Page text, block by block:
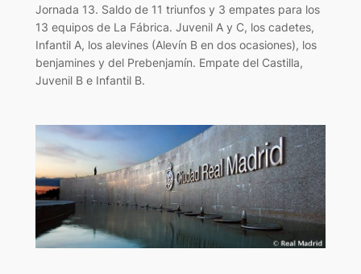
Jornada 13. Saldo de 11 triunfos y 3 empates para los
13 equipos de La Fábrica. Juvenil A y C, los cadetes,
Infantil A, los alevines (Alevín B en dos ocasiones), los
benjamines y del Prebenjamín. Empate del Castilla,
Juvenil B e Infantil B.